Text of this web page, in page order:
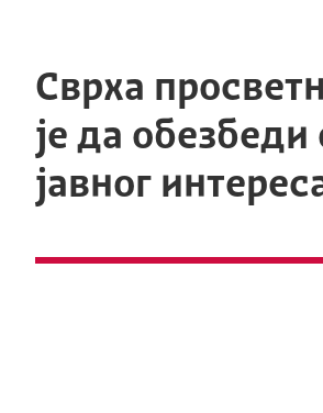
Сврха
је да
јавног